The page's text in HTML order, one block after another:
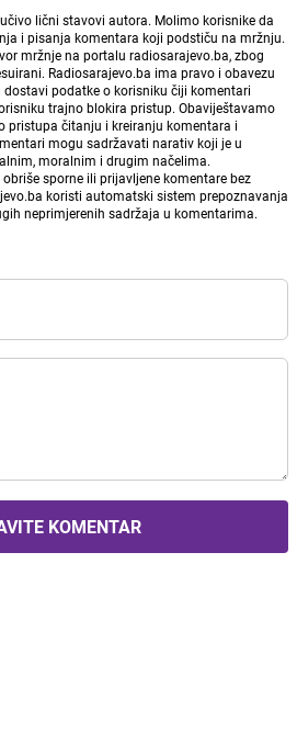
lični stavovi autora. Molimo korisnike da
i pisanja komentara koji podstiču na mržnju.
mržnje na portalu radiosarajevo.ba, zbog
Radiosarajevo.ba ima pravo i obavezu
podatke o korisniku čiji komentari
trajno blokira pristup. Obaviještavamo
pristupa čitanju i kreiranju komentara i
mogu sadržavati narativ koji je u
moralnim i drugim načelima.
sporne ili prijavljene komentare bez
koristi automatski sistem prepoznavanja
neprimjerenih sadržaja u komentarima.
KOMENTAR